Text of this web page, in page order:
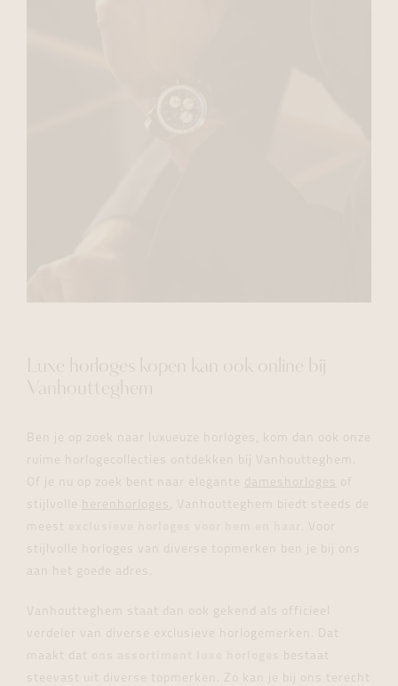
Luxe horloges kopen kan ook online bij
Vanhoutteghem
Ben je op zoek naar luxueuze horloges, kom dan ook onze
ruime horlogecollecties ontdekken bij Vanhoutteghem.
Of je nu op zoek bent naar elegante
dameshorloges
of
stijlvolle herenhorloges , Vanhoutteghem biedt steeds de
meest
. Voor
stijlvolle horloges van diverse topmerken ben je bij ons
aan het goede adres.
Vanhoutteghem staat dan ook gekend als officieel
verdeler van diverse exclusieve horlogemerken. Dat
maakt dat
bestaat
steevast uit diverse topmerken. Zo kan je bij ons terecht